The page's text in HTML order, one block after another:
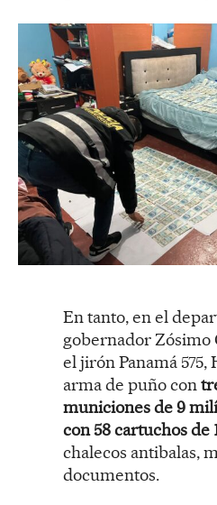
En tanto, en el
gobernador Zósimo
el jirón Panamá 575,
arma de puño con
municiones de 9
con 58 cartuchos de
chalecos antibalas,
documentos.